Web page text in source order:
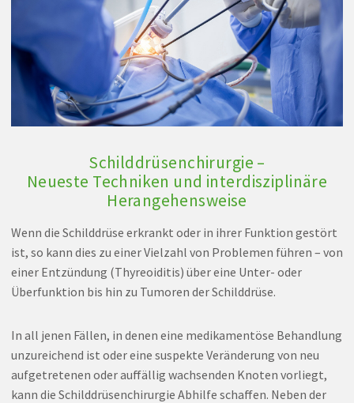
Schilddrüsenchirurgie –
Neueste Techniken und interdisziplinäre
Herangehensweise
Wenn die Schilddrüse erkrankt oder in ihrer Funktion gestört
ist, so kann dies zu einer Vielzahl von Problemen führen – von
einer Entzündung (Thyreoiditis) über eine Unter- oder
Überfunktion bis hin zu Tumoren der Schilddrüse.
In all jenen Fällen, in denen eine medikamentöse Behandlung
unzureichend ist oder eine suspekte Veränderung von neu
aufgetretenen oder auffällig wachsenden Knoten vorliegt,
kann die Schilddrüsenchirurgie Abhilfe schaffen. Neben der